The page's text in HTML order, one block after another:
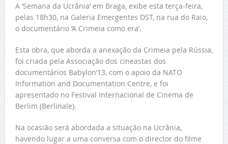
A ‘Semana da Ucrânia’ em Braga, exibe esta terça-feira,
pelas 18h30, na Galeria Emergentes DST, na rua do Raio,
o documentário ‘A Crimeia como era’.
Esta obra, que aborda a anexação da Crimeia pela Rússia,
foi criada pela Associação dos cineastas dos
documentários Babylon’13, com o apoio da NATO
Information and Documentation Centre, e foi
apresentado no Festival Internacional de Cinema de
Berlim (Berlinale).
Na ocasião será abordada a situação na Ucrânia,
havendo lugar a uma conversa com o director do filme